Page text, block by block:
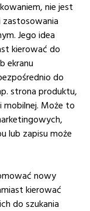
nie jest
zastosowania
Jego idea
kierować do
ekranu
do
strona produktu,
mobilnej. Może to
lub zapisu może
nowy
kierować
do szukania